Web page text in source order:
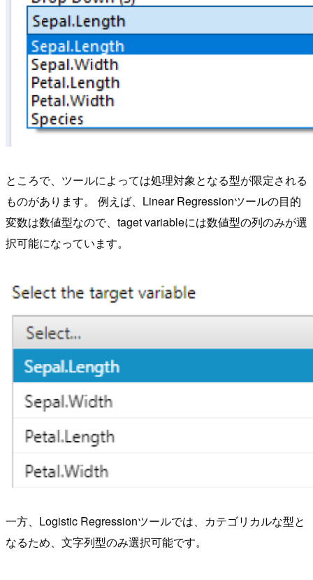
ところで、ツールによっては処理対象となる型が限定される
ものがあります。 例えば、Linear Regressionツールの目的
変数は数値型なので、taget variableには数値型の列のみが選
択可能になっています。
一方、Logistic Regressionツールでは、カテゴリカルな型と
なるため、文字列型のみ選択可能です。